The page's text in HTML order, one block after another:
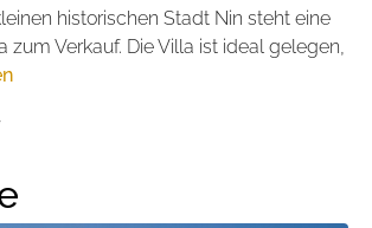
historischen Stadt Nin steht eine
zum Verkauf. Die Villa ist ideal gelegen,